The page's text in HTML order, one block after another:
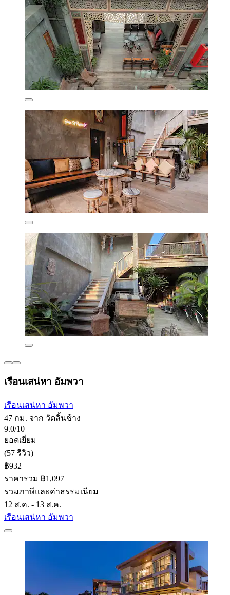
เรือนเสน่หา อัมพวา
เรือนเสน่หา อัมพวา
47 กม. จาก วัดลิ้นช้าง
9.0/10
ยอดเยี่ยม
(57 รีวิว)
฿932
ราคารวม ฿1,097
รวมภาษีและค่าธรรมเนียม
12 ส.ค. - 13 ส.ค.
เรือนเสน่หา อัมพวา